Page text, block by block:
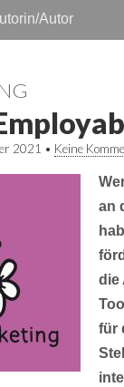
Autor
2021 • Keine
an
die
für